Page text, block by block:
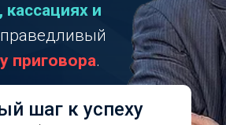
и
приговора.
шаг к успеху